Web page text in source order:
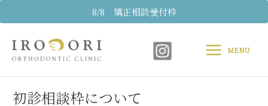
8/8 矯正相談受付枠
容
MenuMENU
初診相談枠について